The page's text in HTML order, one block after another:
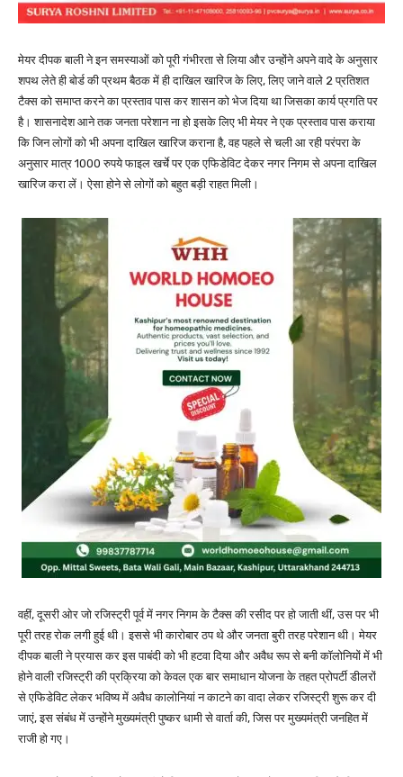
मेयर दीपक बाली ने इन समस्याओं को पूरी गंभीरता से लिया और उन्होंने अपने वादे के अनुसार
शपथ लेते ही बोर्ड की प्रथम बैठक में ही दाखिल खारिज के लिए, लिए जाने वाले 2 प्रतिशत
टैक्स को समाप्त करने का प्रस्ताव पास कर शासन को भेज दिया था जिसका कार्य प्रगति पर
है। शासनादेश आने तक जनता परेशान ना हो इसके लिए भी मेयर ने एक प्रस्ताव पास कराया
कि जिन लोगों को भी अपना दाखिल खारिज कराना है, वह पहले से चली आ रही परंपरा के
अनुसार मात्र 1000 रुपये फाइल खर्चे पर एक एफिडेविट देकर नगर निगम से अपना दाखिल
खारिज करा लें। ऐसा होने से लोगों को बहुत बड़ी राहत मिली।
वहीं, दूसरी ओर जो रजिस्ट्री पूर्व में नगर निगम के टैक्स की रसीद पर हो जाती थीं, उस पर भी
पूरी तरह रोक लगी हुई थी। इससे भी कारोबार ठप थे और जनता बुरी तरह परेशान थी। मेयर
दीपक बाली ने प्रयास कर इस पाबंदी को भी हटवा दिया और अवैध रूप से बनी कॉलोनियों में भी
होने वाली रजिस्ट्री की प्रक्रिया को केवल एक बार समाधान योजना के तहत प्रोपर्टी डीलरों
से एफिडेविट लेकर भविष्य में अवैध कालोनियां न काटने का वादा लेकर रजिस्ट्री शुरू कर दी
जाएं, इस संबंध में उन्होंने मुख्यमंत्री पुष्कर धामी से वार्ता की, जिस पर मुख्यमंत्री जनहित में
राजी हो गए।